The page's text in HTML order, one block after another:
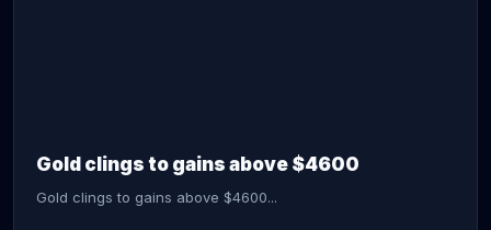
Gold clings to gains above $4600
Gold clings to gains above $4600...